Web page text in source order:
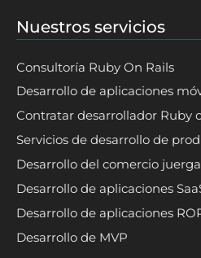
Nuestros servicios
Consultoría Ruby On Rails
Desarrollo de aplicaciones
Contratar desarrollador Ruby
Servicios de desarrollo de
Desarrollo del comercio juerga
Desarrollo de aplicaciones
Desarrollo de aplicaciones
Desarrollo de MVP